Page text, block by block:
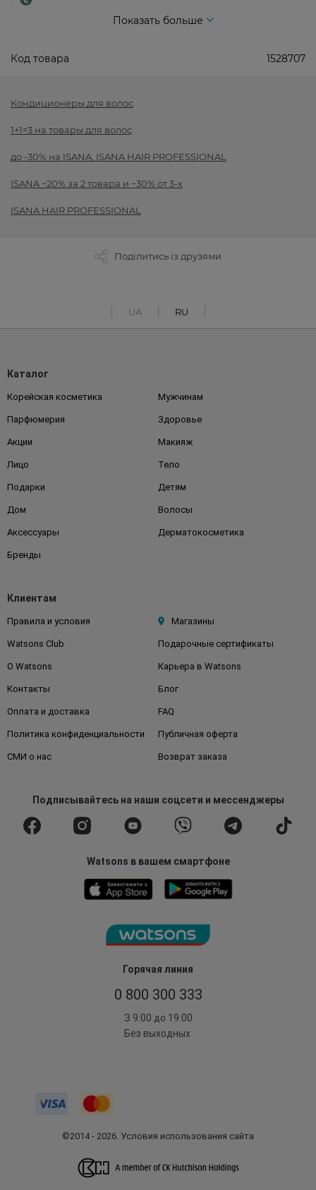
Показать больше
Код товара 1528707
Кондиционеры для волос
1+1=3 на товары для волос
до -30% на ISANA, ISANA HAIR PROFESSIONAL
ISANA −20% за 2 товара и −30% от 3-х
ISANA HAIR PROFESSIONAL
Поділитись із друзями
UA RU
Горячая линия
0 800 300 333
З 9:00 до 19:00
Без выходных
Каталог
Корейская косметика Мужчинам
Парфюмерия Здоровье
Акции Макияж
Лицо Тело
Подарки Детям
Дом Волосы
Аксессуары Дерматокосметика
Бренды
Клиентам
Правила и условия Магазины
Watsons Club Подарочные сертификаты
О Watsons Карьера в Watsons
Контакты Блог
Оплата и доставка FAQ
Политика конфиденциальности Публичная оферта
СМИ о нас Возврат заказа
Подписывайтесьна наши соцсети и мессенджеры
Watsons в вашем смартфоне
©2014 - 2026. Условия использования сайта